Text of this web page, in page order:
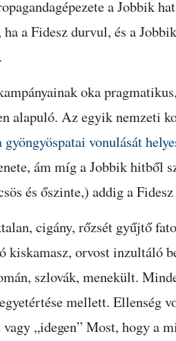
a Jobbik
a Fidesz durvul, és a
oka
alapuló. Az egyik nemzeti
vonulását
ám míg a Jobbik hitből
és őszinte,) addig a
cigány, rőzsét gyűjtő
kiskamasz, orvost inzultáló
szlovák, menekült.
mellett. Ellenség
„idegen” Most, hogy a